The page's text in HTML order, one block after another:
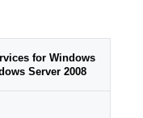
for Windows
Server 2008